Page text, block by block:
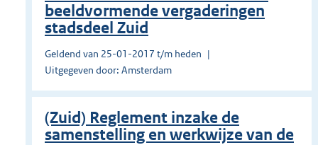
beeldvormende vergaderingen
stadsdeel Zuid
Geldend van 25-01-2017 t/m heden
Uitgegeven door: Amsterdam
(Zuid) Reglement inzake de
samenstelling en werkwijze van de